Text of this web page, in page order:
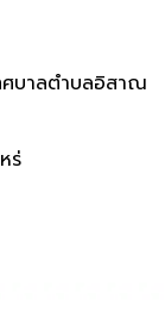
ศบาลตำบลอิสาณ
ร่